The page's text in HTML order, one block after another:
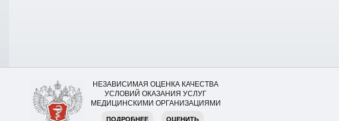
НЕЗАВИСИМАЯ ОЦЕНКА КАЧЕСТВА
УСЛОВИЙ ОКАЗАНИЯ УСЛУГ
МЕДИЦИНСКИМИ ОРГАНИЗАЦИЯМИ
ПОДРОБНЕЕ ОЦЕНИТЬ